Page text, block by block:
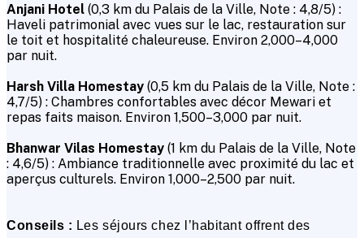
Anjani Hotel (0,3 km du Palais de la Ville, Note : 4,8/5) :
Haveli patrimonial avec vues sur le lac, restauration sur
le toit et hospitalité chaleureuse. Environ ₹2,000–₹4,000
par nuit.
Harsh Villa Homestay (0,5 km du Palais de la Ville, Note :
4,7/5) : Chambres confortables avec décor Mewari et
repas faits maison. Environ ₹1,500–₹3,000 par nuit.
Bhanwar Vilas Homestay (1 km du Palais de la Ville, Note
: 4,6/5) : Ambiance traditionnelle avec proximité du lac et
aperçus culturels. Environ ₹1,000–₹2,500 par nuit.
Conseils : Les séjours chez l’habitant offrent des